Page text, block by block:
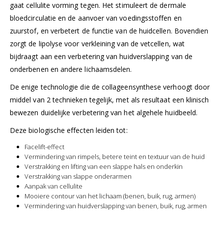
gaat cellulite vorming tegen. Het stimuleert de dermale
bloedcirculatie en de aanvoer van voedingsstoffen en
zuurstof, en verbetert de functie van de huidcellen. Bovendien
zorgt de lipolyse voor verkleining van de vetcellen, wat
bijdraagt aan een verbetering van huidverslapping van de
onderbenen en andere lichaamsdelen.
De enige technologie die de collageensynthese verhoogt door
middel van 2 technieken tegelijk, met als resultaat een klinisch
bewezen duidelijke verbetering van het algehele huidbeeld.
Deze biologische effecten leiden tot:
Facelift-effect
Vermindering van rimpels, betere teint en textuur van de huid
Verstrakking en lifting van een slappe hals en onderkin
Verstrakking van slappe onderarmen
Aanpak van cellulite
Mooiere contour van het lichaam (benen, buik, rug, armen)
Vermindering van huidverslapping van benen, buik, rug, armen